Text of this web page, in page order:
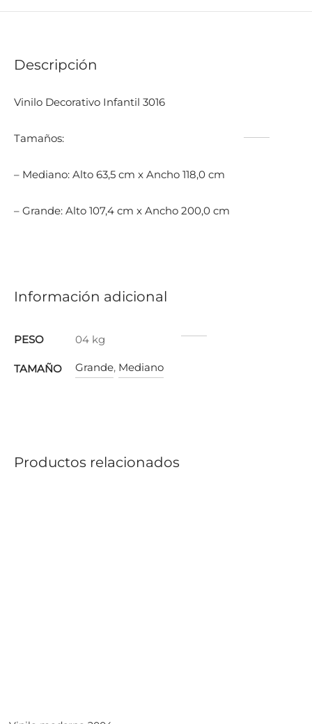
Descripción
Vinilo Decorativo Infantil 3016
Tamaños:
– Mediano: Alto 63,5 cm x Ancho 118,0 cm
– Grande: Alto 107,4 cm x Ancho 200,0 cm
Información adicional
PESO 04 kg
TAMAÑO Grande, Mediano
Productos relacionados